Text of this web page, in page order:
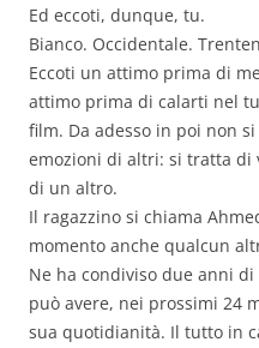
Ed eccoti, dunque, tu.
Bianco. Occidentale.
Eccoti un attimo prima di
attimo prima di calarti nel
film. Da adesso in poi non
emozioni di altri: si tratta di
di un altro.
Il ragazzino si chiama
momento anche qualcun
Ne ha condiviso due anni
può avere, nei prossimi 24
sua quotidianità. Il tutto in